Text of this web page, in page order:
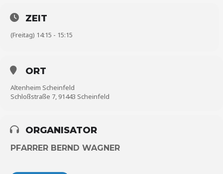
ZEIT
(Freitag) 14:15 - 15:15
ORT
Altenheim Scheinfeld
Schloßstraße 7, 91443 Scheinfeld
ORGANISATOR
PFARRER BERND WAGNER